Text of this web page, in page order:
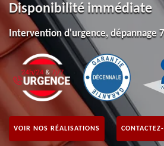
Disponibilité immédiate
Intervention d'urgence, dépannage
VOIR NOS RÉALISATIONS